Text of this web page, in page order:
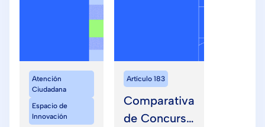
Atención
Ciudadana
Espacio de
Innovación
Artículo 183
Comparativa
de Concurso